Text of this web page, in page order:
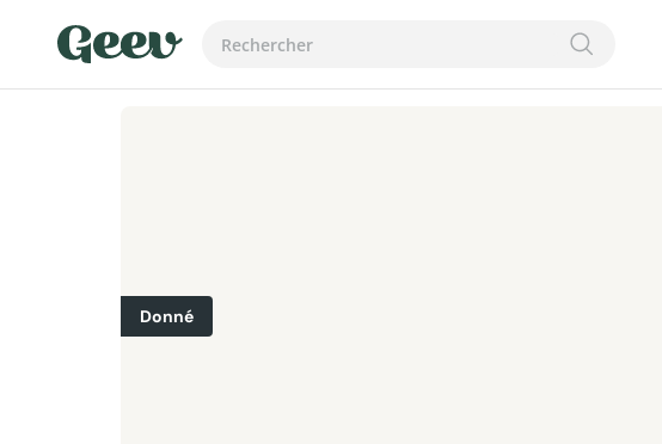
Donné